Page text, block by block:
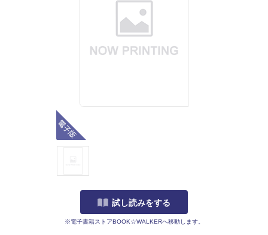
試し読みをする
※電子書籍ストアBOOK☆WALKERへ移動します。